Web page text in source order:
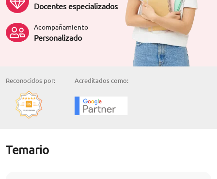
Docentes especializados
Acompañamiento
Personalizado
Reconocidos por: Acreditados como:
Temario